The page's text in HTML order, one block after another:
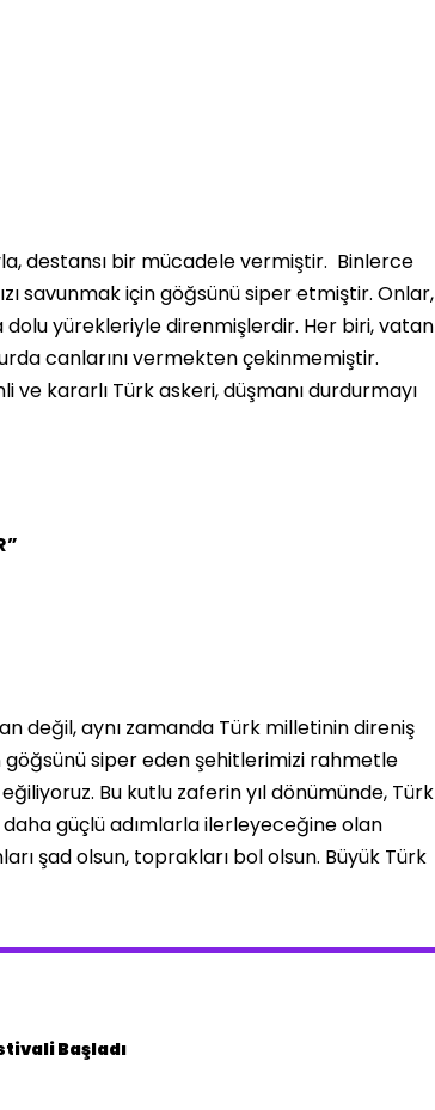
destansı bir mücadele vermiştir. Binlerce
savunmak için göğsünü siper etmiştir. Onlar,
yürekleriyle direnmişlerdir. Her biri, vatan
canlarını vermekten çekinmemiştir.
kararlı Türk askeri, düşmanı durdurmayı
değil, aynı zamanda Türk milletinin direniş
göğsünü siper eden şehitlerimizi rahmetle
Bu kutlu zaferin yıl dönümünde, Türk
güçlü adımlarla ilerleyeceğine olan
şad olsun, toprakları bol olsun. Büyük Türk
Başladı